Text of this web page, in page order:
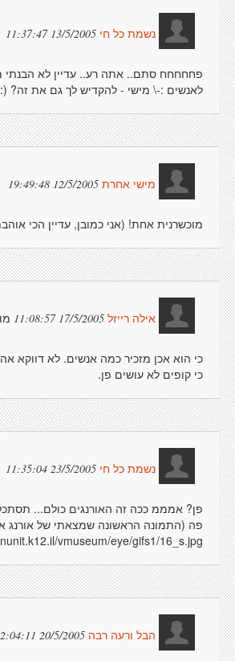
נשמת כל חי 13/5/2005 11:37:47
פחחחחח סתם.. אתה רע.. עדיין לא הבנתי
לאנשים :-\ מישי - להקדיש לך גם את זה? (:
מישי אחרת 12/5/2005 19:49:48
מוכשרנית אחת! (אני כמובן, עדיין הכי
אילה רייזל 17/5/2005 11:08:57
כי הוא אכן מזכיר כמה אנשים. לא דווקא
כי קופים לא עושים פן.
נשמת כל חי 23/5/2005 11:35:04
פן? אמממ ככה זה האורנגים כולם...
פה (התמונה הראשונה שמצאתי של אורנג
vmuseum/eye/gifs1/16_s.jpg
הבל ורעה רבה 20/5/2005 12:04:11